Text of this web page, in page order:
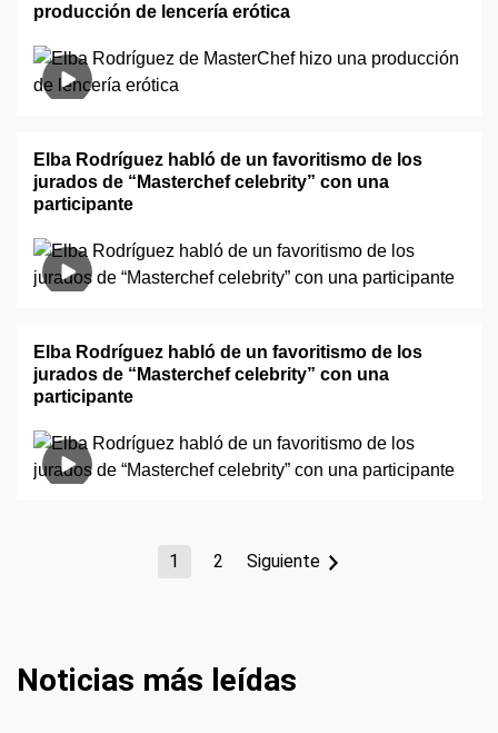
producción de lencería erótica
Elba Rodríguez habló de un favoritismo de los
jurados de “Masterchef celebrity” con una
participante
Elba Rodríguez habló de un favoritismo de los
jurados de “Masterchef celebrity” con una
participante
1 2 Siguiente
Noticias más leídas